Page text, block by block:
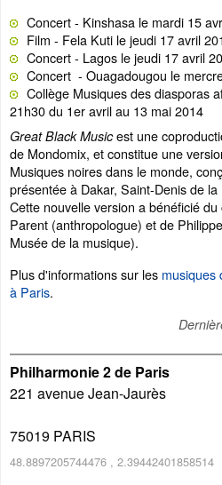
Concert - Kinshasa le mardi 15
Film - Fela Kuti le jeudi 17 avril
Concert - Lagos le jeudi 17 avril
Concert - Ouagadougou le
Collège Musiques des diasporas
21h30 du 1er avril au 13 mai 2014
Great Black Musicest une
de Mondomix, et constitue une
Musiques noires dans le monde,
présentée à Dakar, Saint-Denis de
Cette nouvelle version a bénéficié
Parent (anthropologue) et de
Musée de la musique).
Plus d'informations sur les musiques
à Paris.
Philharmonie 2 de Paris
221 avenue Jean-Jaurès
75019 PARIS
48.8897205744476 , 2.39442401858514